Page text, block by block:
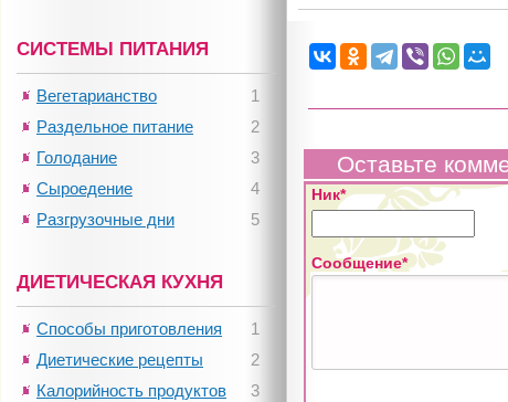
Оставьте
Ник*
Сообщение*
СИСТЕМЫ ПИТАНИЯ
1
Вегетарианство
2
Раздельное питание
3
Голодание
4
Сыроедение
5
Разгрузочные дни
ДИЕТИЧЕСКАЯ КУХНЯ
1
Способы приготовления
2
Диетические рецепты
3
Калорийность продуктов